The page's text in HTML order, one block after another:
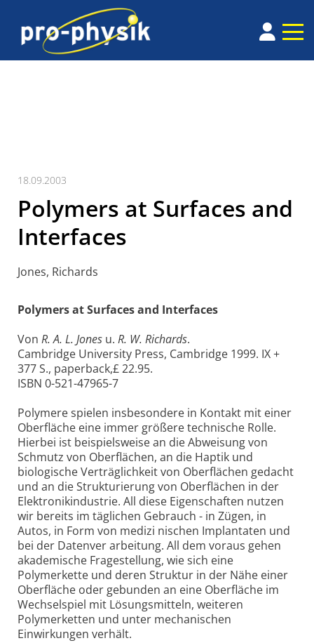
18.09.2003
Polymers at Surfaces and
Interfaces
Jones, Richards
Polymers at Surfaces and Interfaces
Von R. A. L. Jones u. R. W. Richards.
Cambridge University Press, Cambridge 1999. IX +
377 S., paperback,£ 22.95.
ISBN 0-521-47965-7
Polymere spielen insbesondere in Kontakt mit einer
Oberfläche eine immer größere technische Rolle.
Hierbei ist beispielsweise an die Abweisung von
Schmutz von Oberflächen, an die Haptik und
biologische Verträglichkeit von Oberflächen gedacht
und an die Strukturierung von Oberflächen in der
Elektronikindustrie. All diese Eigenschaften nutzen
wir bereits im täglichen Gebrauch - in Zügen, in
Autos, in Form von medizi nischen Implantaten und
bei der Datenver arbeitung. All dem voraus gehen
akademische Fragestellung, wie sich eine
Polymerkette und deren Struktur in der Nähe einer
Oberfläche oder gebunden an eine Oberfläche im
Wechselspiel mit Lösungsmitteln, weiteren
Polymerketten und unter mechanischen
Einwirkungen verhält.